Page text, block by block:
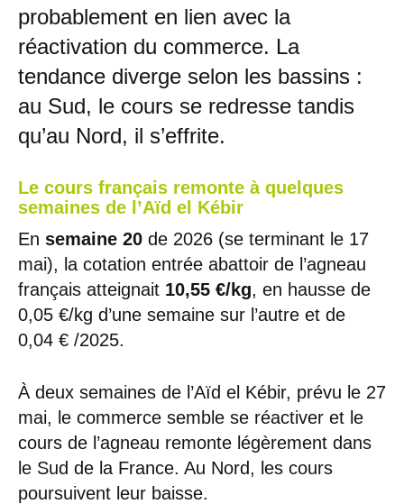
probablement en lien avec la
réactivation du commerce. La
tendance diverge selon les bassins :
au Sud, le cours se redresse tandis
qu’au Nord, il s’effrite.
Le cours français remonte à quelques
semaines de l’Aïd el Kébir
En semaine 20 de 2026 (se terminant le 17
mai), la cotation entrée abattoir de l’agneau
français atteignait 10,55 €/kg, en hausse de
0,05 €/kg d’une semaine sur l’autre et de
0,04 € /2025.
À deux semaines de l’Aïd el Kébir, prévu le 27
mai, le commerce semble se réactiver et le
cours de l’agneau remonte légèrement dans
le Sud de la France. Au Nord, les cours
poursuivent leur baisse.